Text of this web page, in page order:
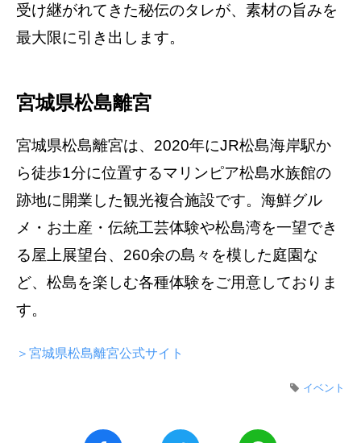
受け継がれてきた秘伝のタレが、素材の旨みを
最大限に引き出します。
宮城県松島離宮
宮城県松島離宮は、2020年にJR松島海岸駅か
ら徒歩1分に位置するマリンピア松島水族館の
跡地に開業した観光複合施設です。海鮮グル
メ・お土産・伝統工芸体験や松島湾を一望でき
る屋上展望台、260余の島々を模した庭園な
ど、松島を楽しむ各種体験をご用意しておりま
す。
＞宮城県松島離宮公式サイト
イベント